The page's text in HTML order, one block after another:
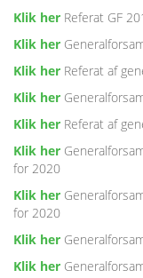
Klik her Referat GF
Klik her
Klik her Referat af
Klik her
Klik her Referat af
Klik her
for 2020
Klik her
for 2020
Klik her
Klik her